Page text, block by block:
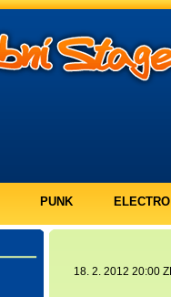
PUNK ELECTRO
18. 2. 2012 20:00